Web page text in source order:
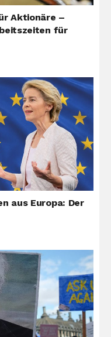
Aktionäre –
für
aus Europa: Der